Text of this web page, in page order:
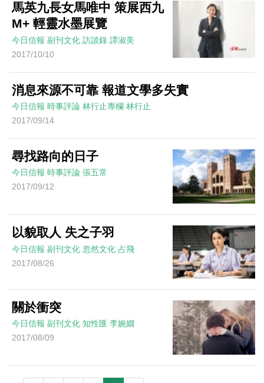
馬英九長女馬唯中 策展西九
M+ 輕靈水墨展覽
今日信報 副刊文化 訪談錄 譚淑美
2017/10/10
消息來源不可靠 報道文學多失實
今日信報 時事評論 林行止專欄 林行止
2017/09/14
尋找路向的日子
今日信報 時事評論 張五常
2017/09/12
以貌取人 失之子羽
今日信報 副刊文化 忽然文化 占飛
2017/08/26
關於衝突
今日信報 副刊文化 知性匯 李婉嫺
2017/08/09